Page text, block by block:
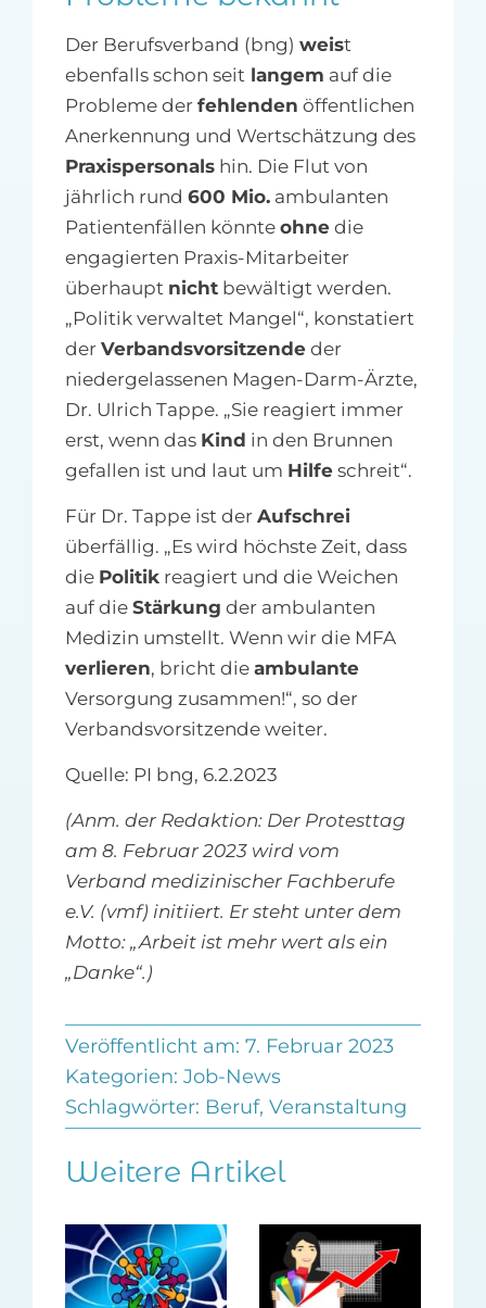
Der Berufsverband (bng) weist
ebenfalls schon seit langem auf die
Probleme der fehlenden öffentlichen
Anerkennung und Wertschätzung des
Praxispersonalshin. Die Flut von
jährlich rund 600 Mio.ambulanten
Patientenfällen könnte ohnedie
engagierten Praxis-Mitarbeiter
überhaupt nichtbewältigt werden.
„Politik verwaltet Mangel“, konstatiert
der Verbandsvorsitzendeder
niedergelassenen Magen-Darm-Ärzte,
Dr. Ulrich Tappe. „Sie reagiert immer
erst, wenn das Kind in den Brunnen
gefallen ist und laut um Hilfeschreit“.
Für Dr. Tappe ist der Aufschrei
überfällig. „Es wird höchste Zeit, dass
die Politikreagiert und die Weichen
auf die Stärkung der ambulanten
Medizin umstellt. Wenn wir die MFA
verlieren, bricht die ambulante
Versorgung zusammen!“, so der
Verbandsvorsitzende weiter.
Quelle: PI bng, 6.2.2023
(Anm. der Redaktion: Der Protesttag
am 8. Februar 2023 wird vom
Verband medizinischer Fachberufe
e.V. (vmf) initiiert. Er steht unter dem
Motto: „Arbeit ist mehr wert als ein
„Danke“.)
Veröffentlicht am: 7. Februar 2023
Kategorien: Job-News
Schlagwörter: Beruf, Veranstaltung
Weitere Artikel